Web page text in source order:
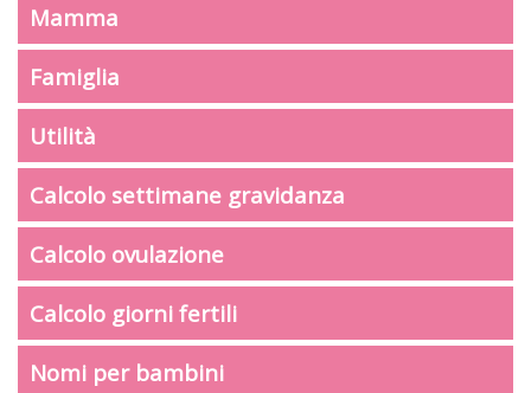
Mamma
Famiglia
Utilità
Calcolo settimane gravidanza
Calcolo ovulazione
Calcolo giorni fertili
Nomi per bambini